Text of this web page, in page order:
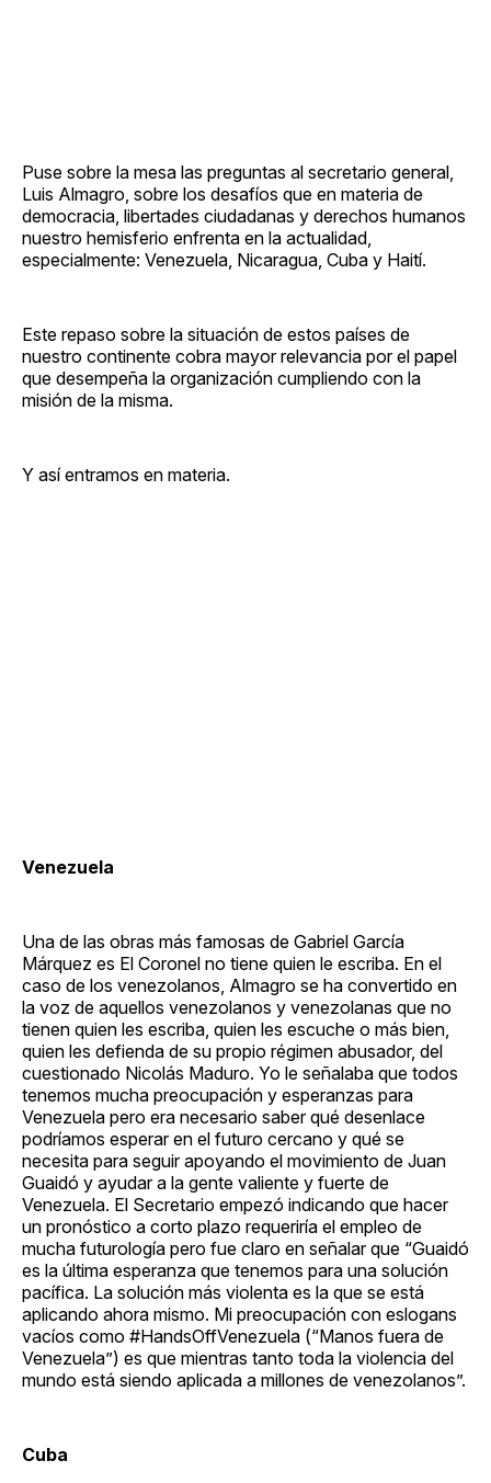
Puse sobre la mesa las preguntas al secretario general,
Luis Almagro, sobre los desafíos que en materia de
democracia, libertades ciudadanas y derechos humanos
nuestro hemisferio enfrenta en la actualidad,
especialmente: Venezuela, Nicaragua, Cuba y Haití.
Este repaso sobre la situación de estos países de
nuestro continente cobra mayor relevancia por el papel
que desempeña la organización cumpliendo con la
misión de la misma.
Y así entramos en materia.
Venezuela
Una de las obras más famosas de Gabriel García
Márquez es El Coronel no tiene quien le escriba. En el
caso de los venezolanos, Almagro se ha convertido en
la voz de aquellos venezolanos y venezolanas que no
tienen quien les escriba, quien les escuche o más bien,
quien les defienda de su propio régimen abusador, del
cuestionado Nicolás Maduro. Yo le señalaba que todos
tenemos mucha preocupación y esperanzas para
Venezuela pero era necesario saber qué desenlace
podríamos esperar en el futuro cercano y qué se
necesita para seguir apoyando el movimiento de Juan
Guaidó y ayudar a la gente valiente y fuerte de
Venezuela. El Secretario empezó indicando que hacer
un pronóstico a corto plazo requeriría el empleo de
mucha futurología pero fue claro en señalar que “Guaidó
es la última esperanza que tenemos para una solución
pacífica. La solución más violenta es la que se está
aplicando ahora mismo. Mi preocupación con eslogans
vacíos como #HandsOffVenezuela (“Manos fuera de
Venezuela”) es que mientras tanto toda la violencia del
mundo está siendo aplicada a millones de venezolanos”.
Cuba